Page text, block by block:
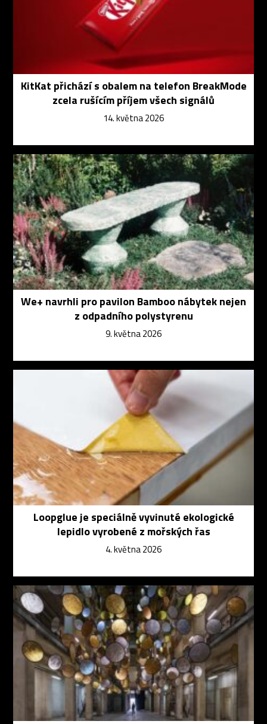
KitKat přichází s obalem na telefon BreakMode
zcela rušícím příjem všech signálů
14. května 2026
We+ navrhli pro pavilon Bamboo nábytek nejen
z odpadního polystyrenu
9. května 2026
Loopglue je speciálně vyvinuté ekologické
lepidlo vyrobené z mořských řas
4. května 2026